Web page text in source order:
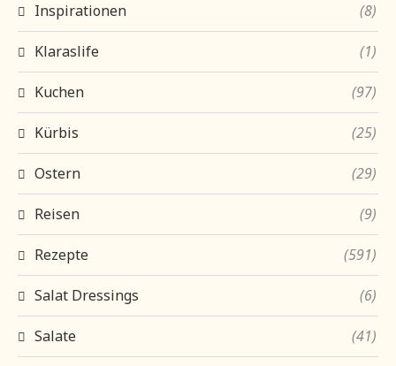
Inspirationen (8)
Klaraslife (1)
Kuchen (97)
Kürbis (25)
Ostern (29)
Reisen (9)
Rezepte (591)
Salat Dressings (6)
Salate (41)